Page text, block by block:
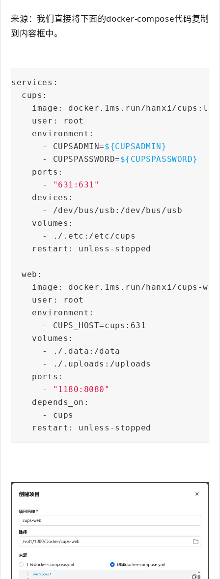
来源：我们直接将下面的docker-compose代码复制
到内容框中。
services:
cups:
image: docker.1ms.run/hanxi/
user: root
environment:
- CUPSADMIN=${CUPSADMIN}
- CUPSPASSWORD=${CUPSPASSWORD}
ports:
-
"631:631"
devices:
- /dev/bus/usb:/dev/bus/usb
volumes:
- ./.etc:/etc/cups
restart: unless-stopped
web:
image: docker.1ms.run/hanxi/cups-
user: root
environment:
- CUPS_HOST=cups:631
volumes:
- ./.data:/data
- ./.uploads:/uploads
ports:
-
"1180:8080"
depends_on:
- cups
restart: unless-stopped